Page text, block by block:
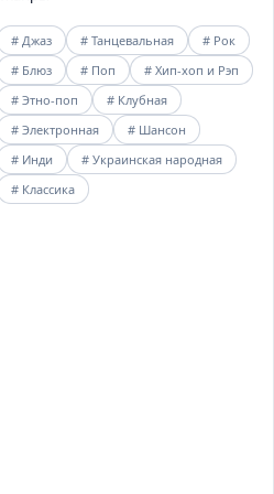
# Джаз # Танцевальная
# Рок
# Блюз
# Поп
# Хип-хоп и Рэп
# Этно-поп
# Клубная
# Электронная
# Шансон
# Инди
# Украинская народная
# Классика